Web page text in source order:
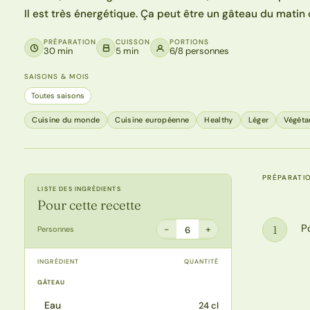
Il est très énergétique. Ça peut être un gâteau du matin
PRÉPARATION
30 min
CUISSON
5 min
PORTIONS
6/8 personnes
SAISONS & MOIS
Toutes saisons
Cuisine du monde Cuisine européenne Healthy Léger
LISTE DES INGRÉDIENTS
Pour cette recette
Personnes − 6 +
INGRÉDIENT QUANTITÉ
GÂTEAU
Eau 24 cl
Étape
1